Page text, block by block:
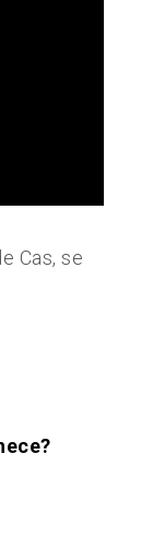
Cas, se